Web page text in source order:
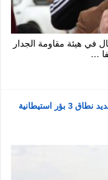
في هيئة مقاومة الجدار
…
“الجدار والاستيطان”: قرار بتحديد نطاق 3 بؤر استيطانية